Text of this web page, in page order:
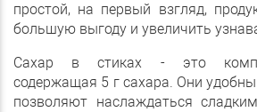
простой, на первый взгляд,
большую выгоду и увеличить
Сахар в стиках - это
содержащая 5 г сахара. Они
позволяют наслаждаться